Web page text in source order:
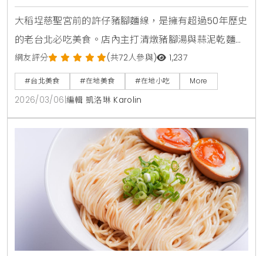
大稻埕慈聖宮前的許仔豬腳麵線，是擁有超過50年歷史
的老台北必吃美食。店內主打清燉豬腳湯與蒜泥乾麵
線，連韓國美食家白種元都曾專程造訪。清甜奶白的湯
頭可免費續加，肉質軟嫩不油膩，是造訪迪化街商圈時
不能錯過的台式經典早餐。
網友評分 (共72人參與) 1,237
#台北美食 #在地美食 #在地小吃 More
2026/03/06 編輯 凱洛琳 Karolin